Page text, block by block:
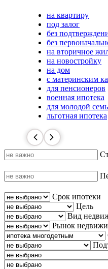
на квартиру
под залог
без
без
на вторичное
на новостройку
на дом
с материнским
для пенсионеров
военная ипотека
для молодой
льготная ипотека
Срок ипотеки
Цель
Вид
Рынок